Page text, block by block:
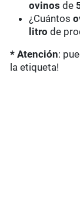
ovinosde
¿Cuántos
litro de
* Atención:
la etiqueta!